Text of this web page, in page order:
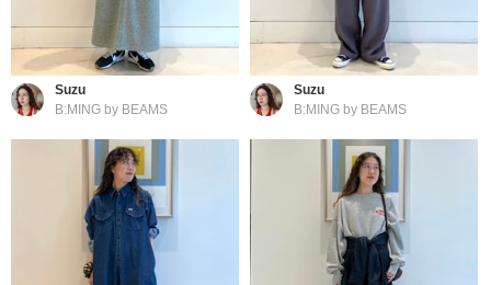
Suzu
B:MING by BEAMS
Suzu
B:MING by BEAMS